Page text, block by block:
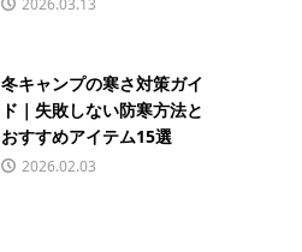
冬キャンプの寒さ対策ガイ
ド｜失敗しない防寒方法と
おすすめアイテム15選
2026.02.03